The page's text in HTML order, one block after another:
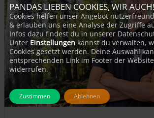
PANDAS LIEBEN COOKIES, WIR AUCH!
Cookies helfen unser Angebot
& erlauben uns eine Analyse der Zugriffe
Infos dazu findest du in unserer
Unter Einstellungen kannst du verwalten,
Cookies gesetzt werden. Deine Auswahl
entsprechenden Link im Footer der
widerrufen.
Zustimmen Ablehnen